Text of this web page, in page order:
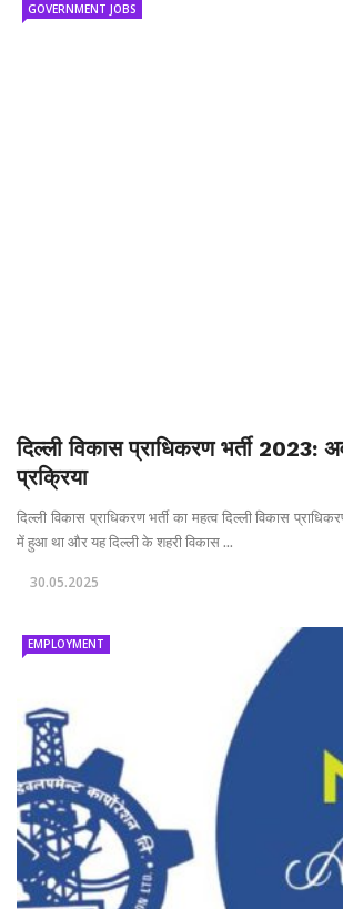
GOVERNMENT JOBS
दिल्ली विकास प्राधिकरण भर्ती 2023:
प्रक्रिया
दिल्ली विकास प्राधिकरण भर्ती का महत्व दिल्ली विकास
में हुआ था और यह दिल्ली के शहरी विकास ...
30.05.2025
EMPLOYMENT